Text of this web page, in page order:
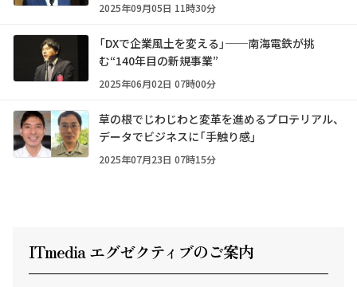
2025年09月05日 11時30分
「DXで企業風土を変える」──南海電鉄が挑
む“140年目の新規事業”
2025年06月02日 07時00分
草の根でじわじわと変革を進めるプロテリアル、
データでビジネスに「手触り感」
2025年07月23日 07時15分
ITmedia エグゼクティ ブのご案内